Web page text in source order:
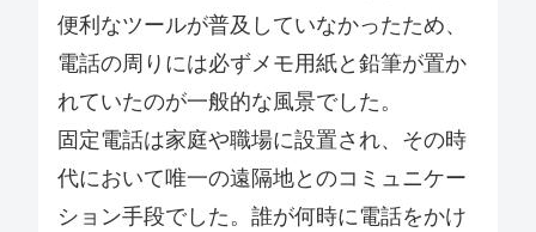
便利なツールが普及していなかったため、
電話の周りには必ずメモ用紙と鉛筆が置か
れていたのが一般的な風景でした。
固定電話は家庭や職場に設置され、その時
代において唯一の遠隔地とのコミュニケー
ション手段でした。誰が何時に電話をかけ